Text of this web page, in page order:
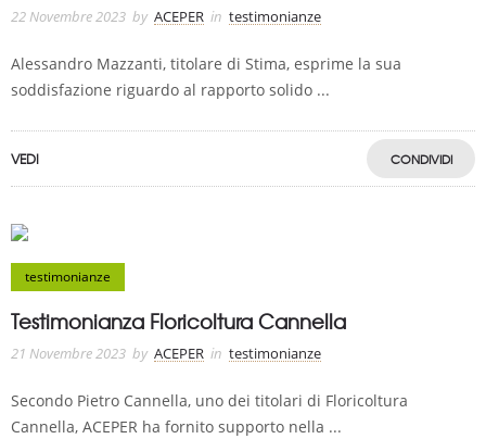
22 Novembre 2023 by ACEPER in testimonianze
Alessandro Mazzanti, titolare di Stima, esprime la sua
soddisfazione riguardo al rapporto solido ...
VEDI CONDIVIDI
testimonianze
Testimonianza Floricoltura Cannella
21 Novembre 2023 by ACEPER in testimonianze
Secondo Pietro Cannella, uno dei titolari di Floricoltura
Cannella, ACEPER ha fornito supporto nella ...